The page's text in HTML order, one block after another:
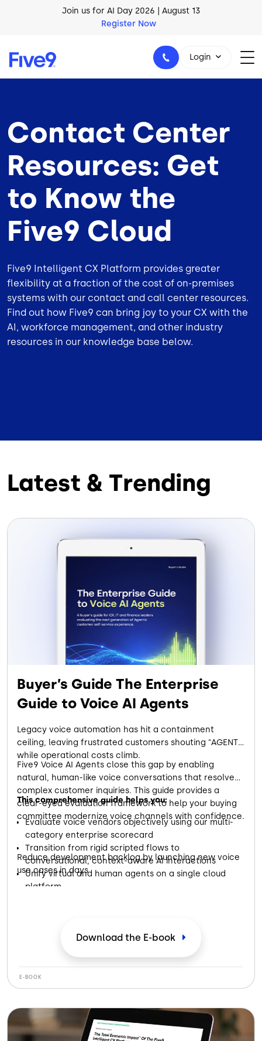
Skip to main contentAI Blueprint for Contact Center Readiness
Download Now
1-800-553-8159
Login
Contact Center
Resources: Get
to Know the
Five9 Cloud
Five9 Intelligent CX Platform provides greater
flexibility at a fraction of the cost of on-premises
systems with our contact and call center resources.
Find out how Five9 can bring joy to your CX with the
AI, workforce management, and other industry
resources in our knowledge base below.
Latest & Trending
Buyer’s Guide The Enterprise
Guide to Voice AI Agents
Legacy voice automation has hit a containment
ceiling, leaving frustrated customers shouting "AGENT"
while operational costs climb.
Five9 Voice AI Agents close this gap by enabling
natural, human-like voice conversations that resolve
complex customer inquiries. This guide provides a
clear-eyed evaluation framework to help your buying
committee modernize voice channels with confidence.
This comprehensive guide helps you:
Evaluate voice vendors objectively using our multi-
category enterprise scorecard
Transition from rigid scripted flows to
conversational, context-aware AI interactions
Unify virtual and human agents on a single cloud
platform
Reduce development backlog by launching new voice
use cases in days
Download the E-book
E-BOOK